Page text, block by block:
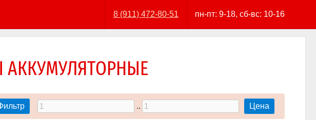
8 (911) 472-80-51 пн-пт: 9-18, сб-вс: 10-16
.. Цена